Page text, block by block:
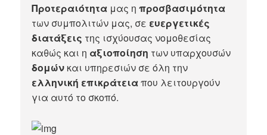
Προτεραιότητα μας ηπροσβασιμότητα
των συμπολιτών μας, σε ευεργετικές
διατάξεις της ισχύουσας νομοθεσίας
καθώς και η αξιοποίηση των υπαρχουσών
δομών και υπηρεσιών σε όλη την
ελληνική επικράτειαπου λειτουργούν
για αυτό το σκοπό.​